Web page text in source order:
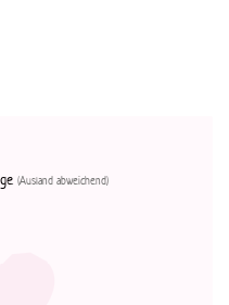
(Ausland abweichend)